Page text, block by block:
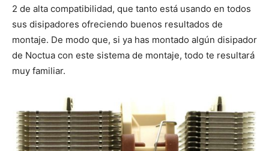
2 de alta compatibilidad, que tanto está usando en todos
sus disipadores ofreciendo buenos resultados de
montaje. De modo que, si ya has montado algún disipador
de Noctua con este sistema de montaje, todo te resultará
muy familiar.